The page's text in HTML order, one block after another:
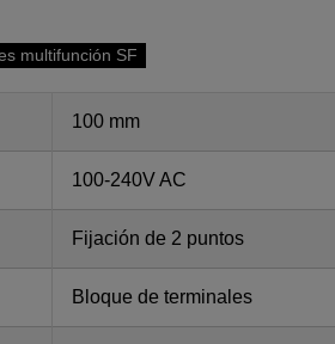
multifunción SF
100 mm
100-240V AC
Fijación de 2 puntos
Bloque de terminales